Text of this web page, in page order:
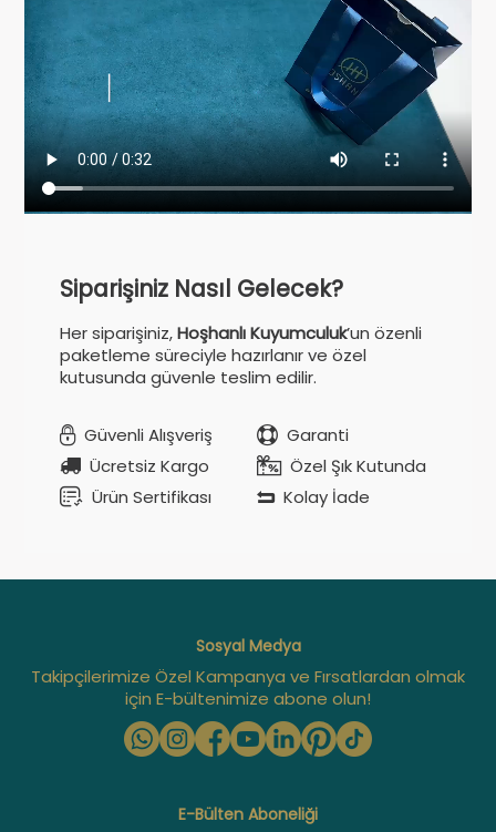
Siparişiniz Nasıl Gelecek?
Her siparişiniz,Hoşhanlı Kuyumculuk’un özenli
paketleme süreciyle hazırlanır ve özel
kutusunda güvenle teslim edilir.
Güvenli Alışveriş
Garanti
Ücretsiz Kargo
Özel Şık Kutunda
Ürün Sertifikası
Kolay İade
Sosyal Medya
Takipçilerimize Özel Kampanya ve Fırsatlardan olmak
için E-bültenimize abone olun!
E-Bülten Aboneliği